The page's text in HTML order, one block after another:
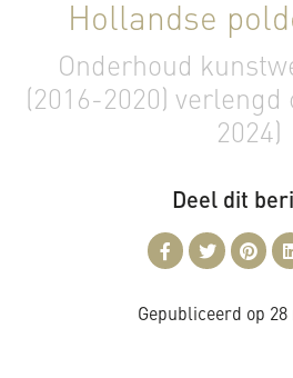
Hollandse
Onderhoud
(2016-2020) verlengd
2024)
Deel dit
Gepubliceerd op 28